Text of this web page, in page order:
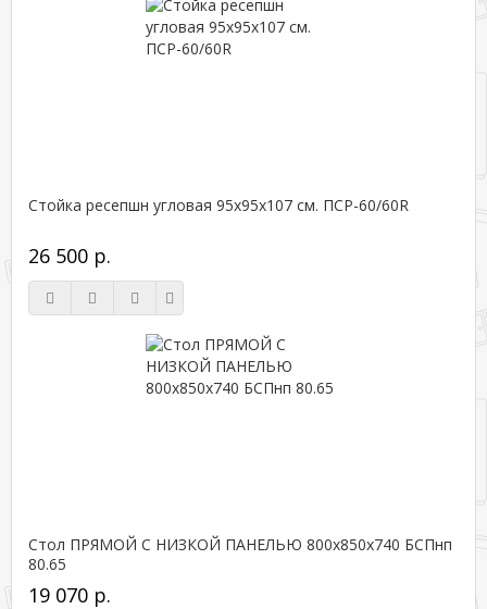
Стойка ресепшн угловая 95х95х107 см. ПСР-60/60R
26 500 р.
Стол ПРЯМОЙ С НИЗКОЙ ПАНЕЛЬЮ 800х850х740 БСПнп
80.65
19 070 р.